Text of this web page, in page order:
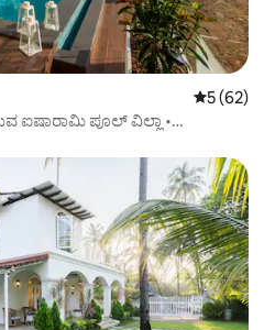
5 ರಲ್ಲಿ 5
5 (62)
ಐಷಾರಾಮಿ ಪೂಲ್ ವಿಲ್ಲಾ •